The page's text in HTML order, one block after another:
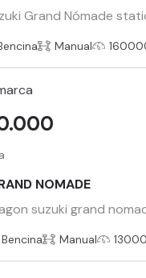
Grand Nómade
Manual
NOMADE
suzuki grand
Bencina Manual